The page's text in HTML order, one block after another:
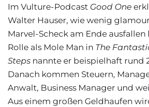
Im Vulture-Podcast Good One
Walter Hauser, wie wenig
Marvel-Scheck am Ende ausfallen
Rolle als Mole Man in The
Steps nannte er beispielhaft rund
Danach kommen Steuern,
Anwalt, Business Manager und
Aus einem großen Geldhaufen